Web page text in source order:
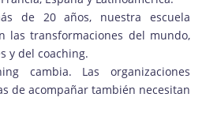
de 20 años, nuestra escuela
las transformaciones del mundo,
y del coaching.
cambia. Las organizaciones
de acompañar también necesitan